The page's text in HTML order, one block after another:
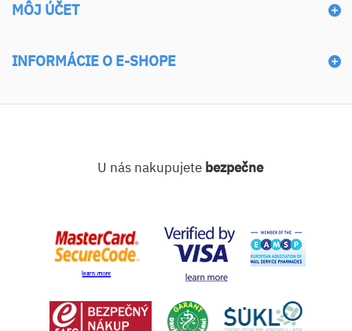
MÔJ ÚČET
INFORMÁCIE O E-SHOPE
U nás nakupujete bezpečne